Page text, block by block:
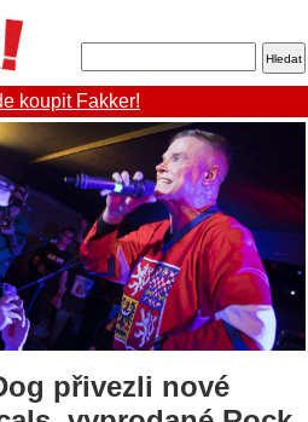
koupit Fakker!
přivezli nové